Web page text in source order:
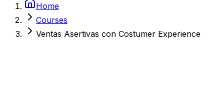
Home
Courses
Ventas Asertivas con Costumer Experience